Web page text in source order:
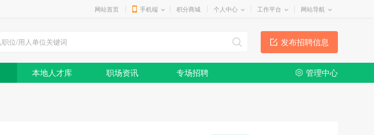
网站首页 手机端 积分商城 个人中心 工作平台 网站导航
发布招聘信息
本地人才库 职场资讯 专场招聘 管理中心